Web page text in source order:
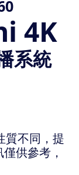
4K
系統
質不同，提
供參考，